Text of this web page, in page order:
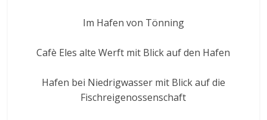
Im Hafen von Tönning
Cafè Eles alte Werft mit Blick auf den Hafen
Hafen bei Niedrigwasser mit Blick auf die
Fischreigenossenschaft